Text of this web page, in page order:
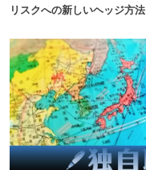
リスクへの新しいヘッジ方